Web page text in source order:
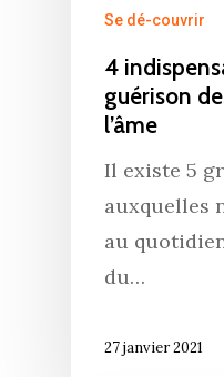
Se dé-couvrir
4
guérison
l’âme
Il existe 5
auxquelles
au
du…
27 janvier 2021